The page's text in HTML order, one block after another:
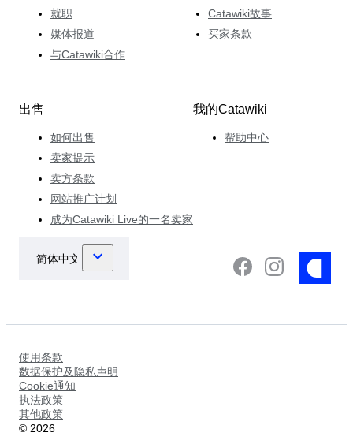
就职
媒体报道
与Catawiki合作
Catawiki故事
买家条款
出售
如何出售
卖家提示
卖方条款
网站推广计划
成为Catawiki Live的一名卖家
我的Catawiki
帮助中心
使用条款
数据保护及隐私声明
Cookie通知
执法政策
其他政策
© 2026